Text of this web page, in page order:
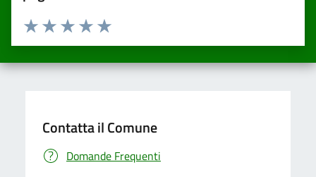
Valuta da 1 a 5 stelle la pagina
Valuta 5 stelle su 5
Valuta 4 stelle su 5
Valuta 3 stelle su 5
Valuta 2 stelle su 5
Valuta una stella su 5
Contatta il Comune
Domande Frequenti